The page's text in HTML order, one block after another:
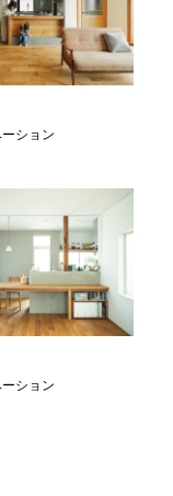
ション
ション